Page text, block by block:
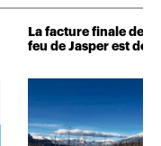
La facture finale des
feu de Jasper est